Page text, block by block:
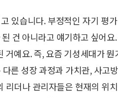
있습니다. 부정적인 자기 평
건 아니라고 얘기하고 싶어
예요. 즉, 요즘 기성세대가
른 성장 과정과 가치관, 사고
더나 관리자들은 현재의 위